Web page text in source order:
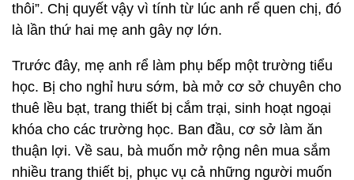
thôi”. Chị quyết vậy vì tính từ lúc anh rể quen chị, đó
là lần thứ hai mẹ anh gây nợ lớn.
Trước đây, mẹ anh rể làm phụ bếp một trường tiểu
học. Bị cho nghỉ hưu sớm, bà mở cơ sở chuyên cho
thuê lều bạt, trang thiết bị cắm trại, sinh hoạt ngoại
khóa cho các trường học. Ban đầu, cơ sở làm ăn
thuận lợi. Về sau, bà muốn mở rộng nên mua sắm
nhiều trang thiết bị, phục vụ cả những người muốn